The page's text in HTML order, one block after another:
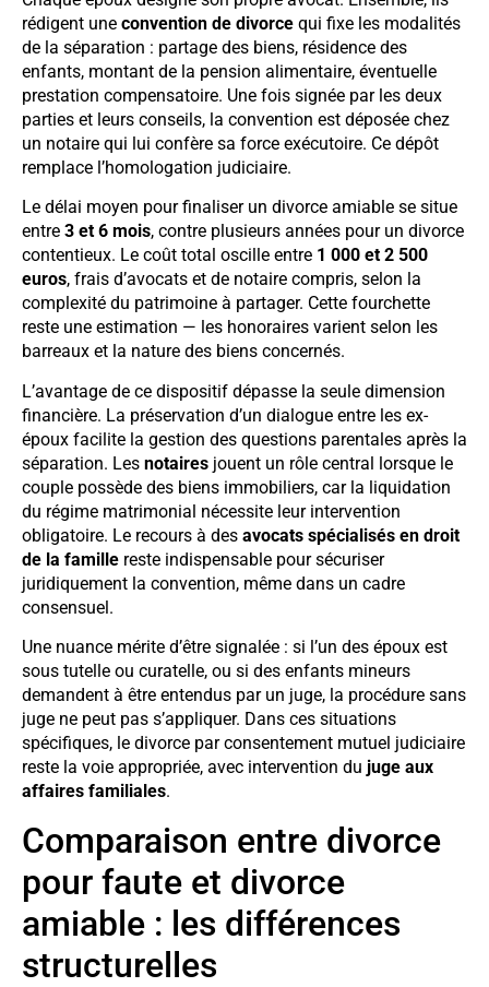
rédigent une convention de divorce qui fixe les modalités
de la séparation : partage des biens, résidence des
enfants, montant de la pension alimentaire, éventuelle
prestation compensatoire. Une fois signée par les deux
parties et leurs conseils, la convention est déposée chez
un notaire qui lui confère sa force exécutoire. Ce dépôt
remplace l’homologation judiciaire.
Le délai moyen pour finaliser un divorce amiable se situe
entre 3 et 6 mois, contre plusieurs années pour un divorce
contentieux. Le coût total oscille entre 1 000 et 2 500
euros, frais d’avocats et de notaire compris, selon la
complexité du patrimoine à partager. Cette fourchette
reste une estimation — les honoraires varient selon les
barreaux et la nature des biens concernés.
L’avantage de ce dispositif dépasse la seule dimension
financière. La préservation d’un dialogue entre les ex-
époux facilite la gestion des questions parentales après la
séparation. Les notaires jouent un rôle central lorsque le
couple possède des biens immobiliers, car la liquidation
du régime matrimonial nécessite leur intervention
obligatoire. Le recours à des avocats spécialisés en droit
de la famille reste indispensable pour sécuriser
juridiquement la convention, même dans un cadre
consensuel.
Une nuance mérite d’être signalée : si l’un des époux est
sous tutelle ou curatelle, ou si des enfants mineurs
demandent à être entendus par un juge, la procédure sans
juge ne peut pas s’appliquer. Dans ces situations
spécifiques, le divorce par consentement mutuel judiciaire
reste la voie appropriée, avec intervention du juge aux
affaires familiales.
Comparaison entre divorce
pour faute et divorce
amiable : les différences
structurelles